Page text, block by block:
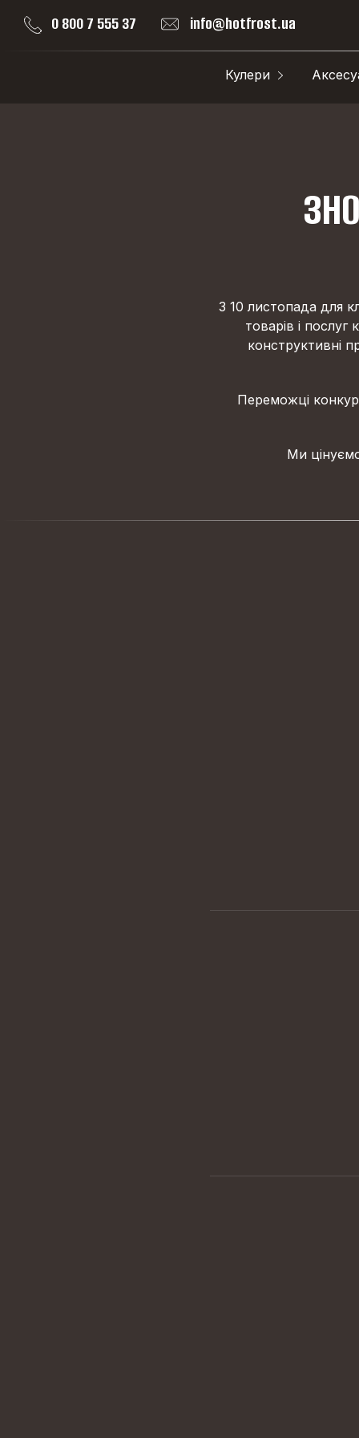
0 800 7 555 37 info@hotfrost.ua
Кулери
З 10 листопада для
товарів і послуг
конструктивні
Переможці
Ми